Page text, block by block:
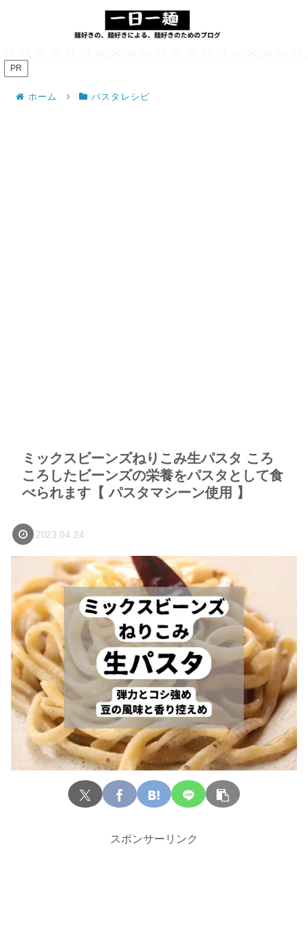
PR
ホーム パスタレシピ
ミックスビーンズねりこみ生パスタ ころ
ころしたビーンズの栄養をパスタとして食
べられます【 パスタマシーン使用 】
2023.04.24
スポンサーリンク